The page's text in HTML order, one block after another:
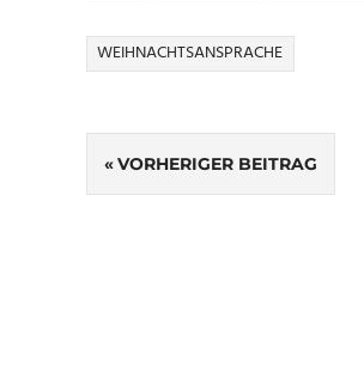
WEIHNACHTSANSPRACHE
VORHERIGER BEITRAG